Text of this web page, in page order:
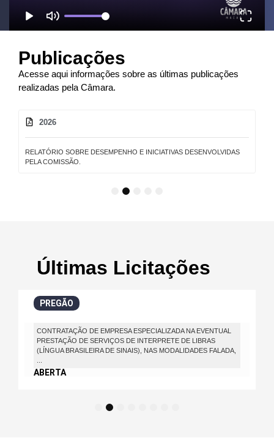
Publicações
Acesse aqui informações sobre as últimas publicações
realizadas pela Câmara.
2026
RELATÓRIO SOBRE DESEMPENHO E INICIATIVAS DESENVOLVIDAS
PELA COMISSÃO.
5
Últimas Licitações
PREGÃO
CONTRATAÇÃO DE EMPRESA ESPECIALIZADA NA EVENTUAL
PRESTAÇÃO DE SERVIÇOS DE INTERPRETE DE LIBRAS
(LÍNGUA BRASILEIRA DE SINAIS), NAS MODALIDADES FALADA,
ABERTA
5